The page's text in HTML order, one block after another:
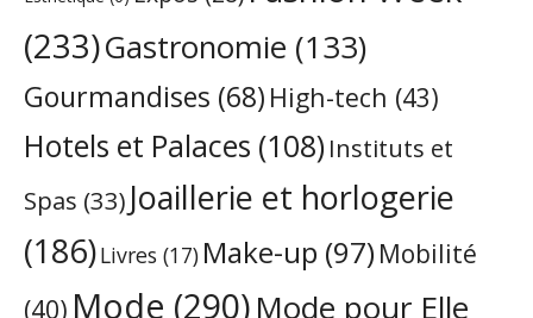
(233)Gastronomie (133)
Gourmandises (68) High-tech (43)
Hotels et Palaces (108) Instituts et
Spas (33) Joaillerie et horlogerie
(186)Livres (17) Make-up (97) Mobilité
(40) Mode (290)Mode pour Elle